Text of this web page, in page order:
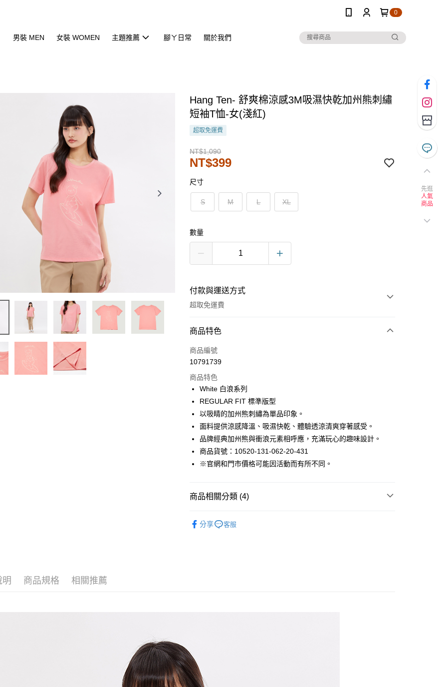
0
男裝 MEN 女裝 WOMEN 主題推薦 腳ㄚ日常 關於我們
Hang Ten- 舒爽棉涼感3M吸濕快乾加州熊刺繡
短袖T恤-女(淺紅)
超取免運費
NT$1,090
NT$399
尺寸
S M L XL
數量
付款與運送方式
超取免運費
付款方式
信用卡一次付款
Apple Pay
街口支付
悠遊付
Google Pay
貨到付款
運送方式
免運費
每筆NT$130，滿NT$1,000(含以上)免運費
商品特色
商品編號
10791739
商品特色
White 白浪系列
REGULAR FIT 標準版型
以吸睛的加州熊刺繡為單品印象。
面料提供涼感降溫、吸濕快乾、體驗透涼清爽穿著感受。
品牌經典加州熊與衝浪元素相呼應，充滿玩心的趣味設計。
商品貨號：10520-131-062-20-431
※官網和門市價格可能因活動而有所不同。
商品相關分類 (4)
分享 客服
明 商品規格 相關推薦
先逛
人氣
商品